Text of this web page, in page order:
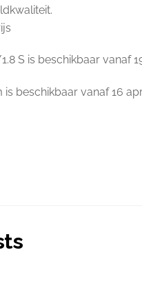
S is beschikbaar vanaf
is beschikbaar vanaf 16